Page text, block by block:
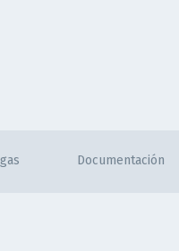
Documentación